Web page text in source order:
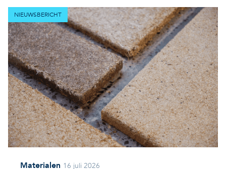
NIEUWSBERICHT
Materialen 16 juli 2026